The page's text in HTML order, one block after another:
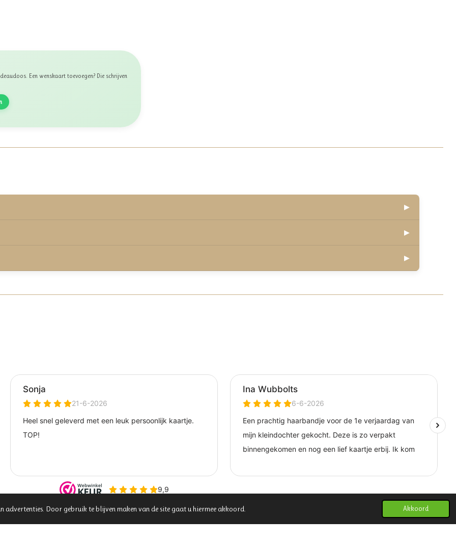
Door gebruik te blijven maken van de site gaat u hiermee akkoord. Akkoord
Een wenskaart toevoegen? Die schrijven
▶
▶
▶